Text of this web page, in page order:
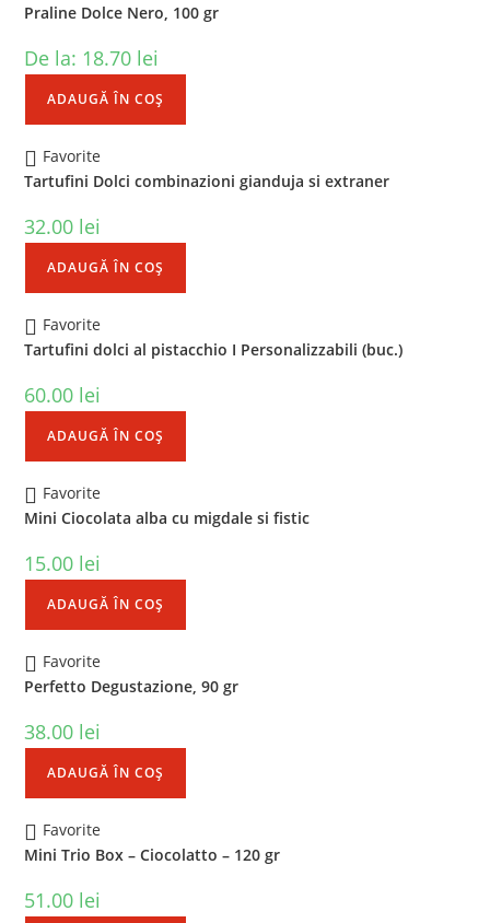
Praline Dolce Nero, 100 gr
De la: 18.70 lei
ADAUGĂ ÎN COȘ
Favorite
Tartufini Dolci combinazioni gianduja si extraner
32.00 lei
ADAUGĂ ÎN COȘ
Favorite
Tartufini dolci al pistacchio I Personalizzabili (buc.)
60.00 lei
ADAUGĂ ÎN COȘ
Favorite
Mini Ciocolata alba cu migdale si fistic
15.00 lei
ADAUGĂ ÎN COȘ
Favorite
Perfetto Degustazione, 90 gr
38.00 lei
ADAUGĂ ÎN COȘ
Favorite
Mini Trio Box – Ciocolatto – 120 gr
51.00 lei